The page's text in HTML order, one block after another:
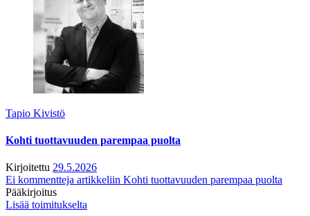
Tapio Kivistö
Kohti tuottavuuden parempaa puolta
Kirjoitettu 29.5.2026
Ei kommentteja artikkeliin Kohti tuottavuuden parempaa puolta
Pääkirjoitus
Lisää toimitukselta